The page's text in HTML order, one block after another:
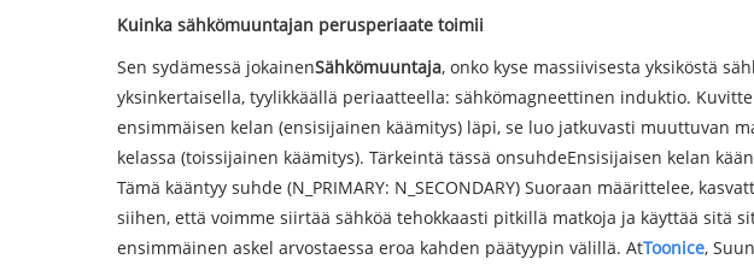
Kuinka sähkömuuntajan perusperiaate toimii
Sen sydämessä jokainenSähkömuuntaja, onko kyse massiivisesta yksiköstä
yksinkertaisella, tyylikkäällä periaatteella: sähkömagneettinen induktio.
ensimmäisen kelan (ensisijainen käämitys) läpi, se luo jatkuvasti muuttuvan
kelassa (toissijainen käämitys). Tärkeintä tässä onsuhdeEnsisijaisen kelan
Tämä kääntyy suhde (N_PRIMARY: N_SECONDARY) Suoraan määrittelee,
siihen, että voimme siirtää sähköä tehokkaasti pitkillä matkoja ja käyttää sitä
ensimmäinen askel arvostaessa eroa kahden päätyypin välillä. AtToonice,